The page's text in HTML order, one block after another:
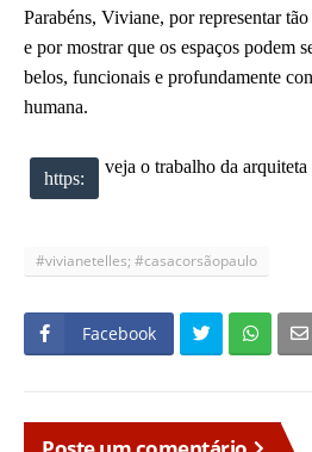
Parabéns, Viviane, por representar tão
e por mostrar que os espaços podem
belos, funcionais e profundamente
humana.
veja o trabalho da arquiteta
https:
#vivianetelles; #casacorsãopaulo
Facebook